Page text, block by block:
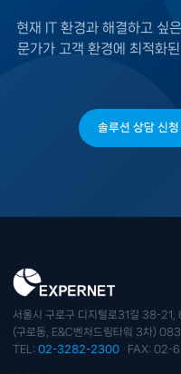
현재 IT 환경과 해결하고 싶
문가가 고객 환경에 최적화
솔루션 상담 신청
서울시 구로구 디지털로31길 38-21,
(구로동, E&C벤처드림타워 3차)
TEL: 02-3282-2300 FAX: 02-